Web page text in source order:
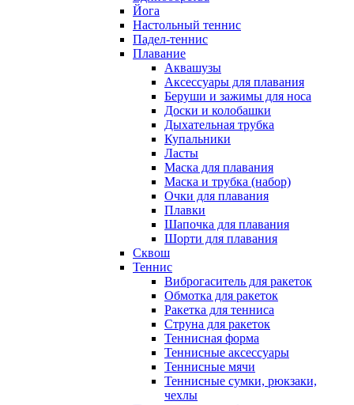
Йога
Настольный теннис
Падел-теннис
Плавание
Аквашузы
Аксессуары для плавания
Беруши и зажимы для носа
Доски и колобашки
Дыхательная трубка
Купальники
Ласты
Маска для плавания
Маска и трубка (набор)
Очки для плавания
Плавки
Шапочка для плавания
Шорти для плавания
Сквош
Теннис
Виброгаситель для ракеток
Обмотка для ракеток
Ракетка для тенниса
Струна для ракеток
Теннисная форма
Теннисные аксессуары
Теннисные мячи
Теннисные сумки, рюкзаки,
чехлы